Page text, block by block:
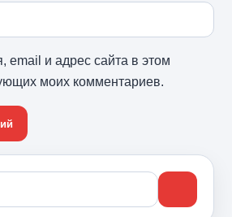
email и адрес сайта в этом
моих комментариев.